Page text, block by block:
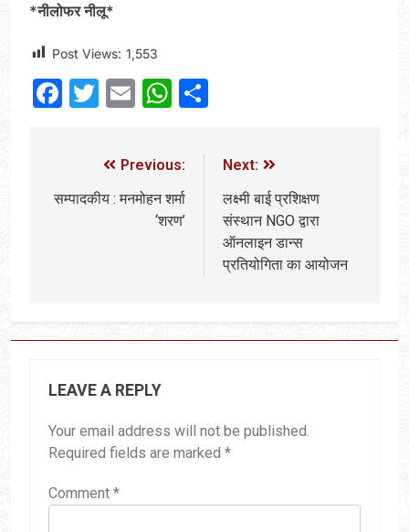
*नीलोफर नीलू*
Post Views: 1,553
Facebook
Twitter
EmailWhatsApp
Previous:
सम्पादकीय : मनमोहन शर्मा
‘शरण’
Next:
लक्ष्मी बाई प्रशिक्षण
संस्थान NGO द्वारा
ऑनलाइन डान्स
प्रतियोगिता का आयोजन
LEAVE A REPLY
Your email address will not be published.
Required fields are marked *
Comment *